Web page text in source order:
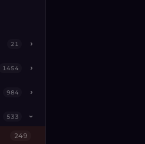
21 ›
1454 ›
984 ›
533 ›
21 ›
1454 ›
984 ›
533 ›
249